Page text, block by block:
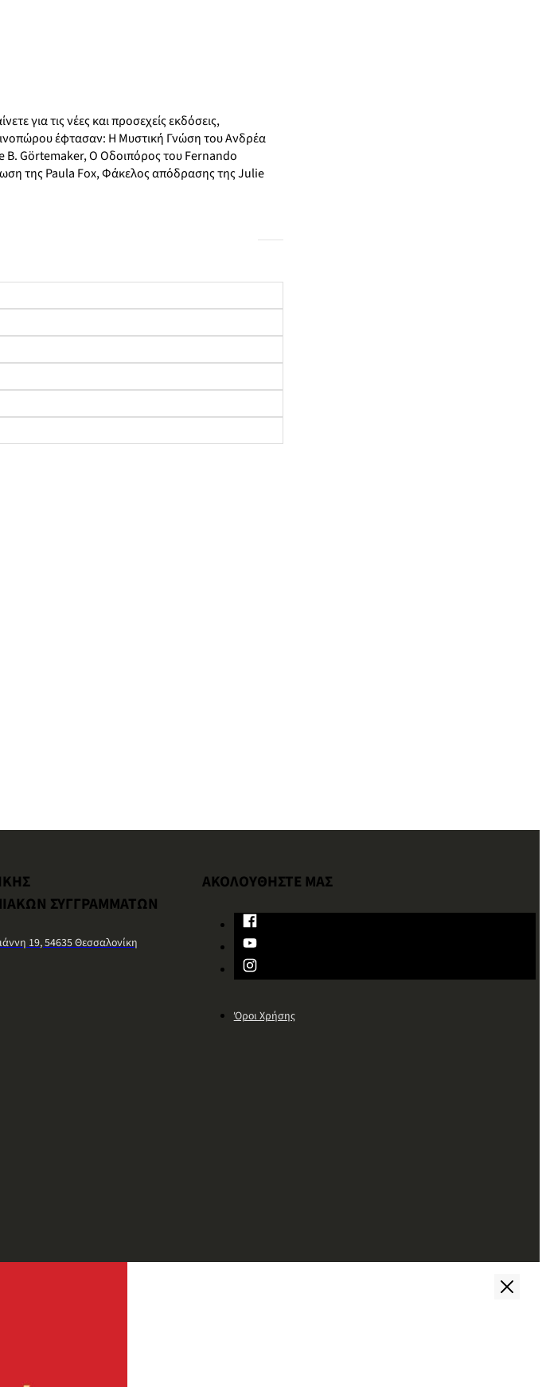
για τις νέες και προσεχείς εκδόσεις,
έφτασαν: H Μυστική Γνώση του Ανδρέα
B. Görtemaker, Ο Οδοιπόρος του Fernando
της Paula Fox, Φάκελος απόδρασης της Julie
ΣΥΓΓΡΑΜΜΑΤΩΝ
19, 54635 Θεσσαλονίκη
ΑΚΟΛΟΥΘΗΣΤΕ ΜΑΣ
Όροι Χρήσης